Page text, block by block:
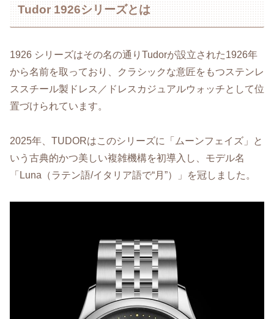
Tudor 1926シリーズとは
1926 シリーズはその名の通りTudorが設立された1926年
から名前を取っており、クラシックな意匠をもつステンレ
ススチール製ドレス／ドレスカジュアルウォッチとして位
置づけられています。
2025年、TUDORはこのシリーズに「ムーンフェイズ」と
いう古典的かつ美しい複雑機構を初導入し、モデル名
「Luna（ラテン語/イタリア語で“月”）」を冠しました。